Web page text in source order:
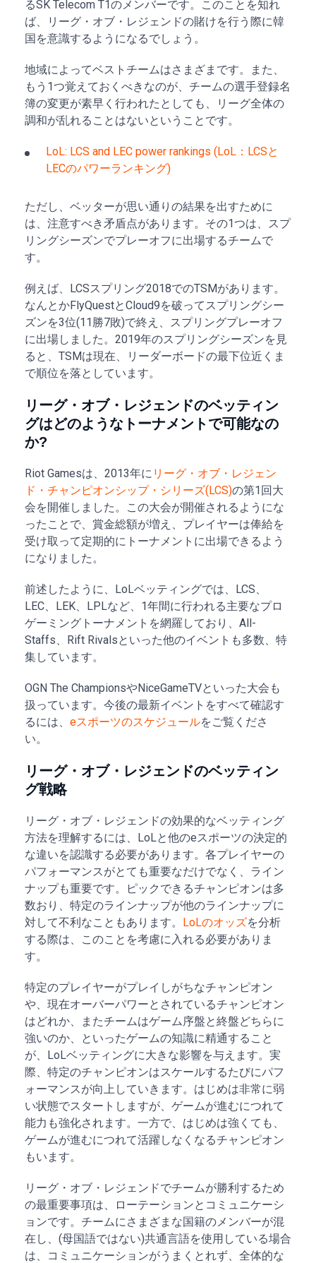
るSK Telecom T1のメンバーです。このことを知れ
ば、リーグ・オブ・レジェンドの賭けを行う際に韓
国を意識するようになるでしょう。
地域によってベストチームはさまざまです。また、
もう1つ覚えておくべきなのが、チームの選手登録名
簿の変更が素早く行われたとしても、リーグ全体の
調和が乱れることはないということです。
LoL: LCS and LEC power rankings (LoL：LCSと
LECのパワーランキング)
ただし、ベッターが思い通りの結果を出すために
は、注意すべき矛盾点があります。その1つは、スプ
リングシーズンでプレーオフに出場するチームで
す。
例えば、LCSスプリング2018でのTSMがあります。
なんとかFlyQuestとCloud9を破ってスプリングシー
ズンを3位(11勝7敗)で終え、スプリングプレーオフ
に出場しました。2019年のスプリングシーズンを見
ると、TSMは現在、リーダーボードの最下位近くま
で順位を落としています。
リーグ・オブ・レジェンドのベッティン
グはどのようなトーナメントで可能なの
か?
Riot Gamesは、2013年に リーグ・オブ・レジェン
ド・チャンピオンシップ・シリーズ(LCS)の第1回大
会を開催しました。この大会が開催されるようにな
ったことで、賞金総額が増え、プレイヤーは俸給を
受け取って定期的にトーナメントに出場できるよう
になりました。
前述したように、LoLベッティングでは、LCS、
LEC、LEK、LPLなど、1年間に行われる主要なプロ
ゲーミングトーナメントを網羅しており、All-
Staffs、Rift Rivalsといった他のイベントも多数、特
集しています。
OGN The ChampionsやNiceGameTVといった大会も
扱っています。今後の最新イベントをすべて確認す
るには、 eスポーツのスケジュールをご覧くださ
い。
リーグ・オブ・レジェンドのベッティン
グ戦略
リーグ・オブ・レジェンドの効果的なベッティング
方法を理解するには、LoLと他のeスポーツの決定的
な違いを認識する必要があります。各プレイヤーの
パフォーマンスがとても重要なだけでなく、ライン
ナップも重要です。ピックできるチャンピオンは多
数おり、特定のラインナップが他のラインナップに
対して不利なこともあります。 LoLのオッズを分析
する際は、このことを考慮に入れる必要がありま
す。
特定のプレイヤーがプレイしがちなチャンピオン
や、現在オーバーパワーとされているチャンピオン
はどれか、またチームはゲーム序盤と終盤どちらに
強いのか、といったゲームの知識に精通すること
が、LoLベッティングに大きな影響を与えます。実
際、特定のチャンピオンはスケールするたびにパフ
ォーマンスが向上していきます。はじめは非常に弱
い状態でスタートしますが、ゲームが進むにつれて
能力も強化されます。一方で、はじめは強くても、
ゲームが進むにつれて活躍しなくなるチャンピオン
もいます。
リーグ・オブ・レジェンドでチームが勝利するため
の最重要事項は、ローテーションとコミュニケーシ
ョンです。チームにさまざまな国籍のメンバーが混
在し、(母国語ではない)共通言語を使用している場合
は、コミュニケーションがうまくとれず、全体的な